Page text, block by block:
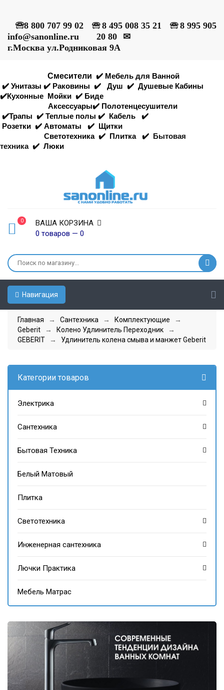
🕾8 800 707 99 02 🕾 8 495 008 35 21 🕾 8 995 905
20 80
✉
info@sanonline.ru
г.Москва ул.Родниковая 9А
Смесители ✔️ Мебель для Ванной
✔️ Унитазы ✔️ Раковины ✔️ Душ ✔️ Душевые Кабины
✔️Кухонные Мойки ✔️ Биде
Аксессуары✔️ Полотенцесушители
✔️Трапы ✔️ Теплые полы ✔️ Кабель
✔️
Розетки ✔️ Автоматы ✔️ Щитки
Светотехника ✔️ Плитка ✔️ Бытовая
техника ✔️ Люки
0
ВАША КОРЗИНА
0 товаров — 0
Навигация
Главная → Сантехника → Комплектующие
→
Geberit
→ Колено Удлинитель Переходник
→
GEBERIT
→ Удлинитель колена смыва и манжет Geberit
Категории товаров
Электрика
Сантехника
Бытовая Техника
Белый Матовый
Плитка
Светотехника
Инженерная сантехника
Лючки Практика
Мебель Матрас